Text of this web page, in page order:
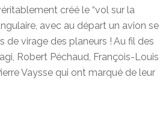
créé le “vol sur la
avec au départ un avion se
virage des planeurs ! Au fil des
Robert Péchaud, François-Louis
Vaysse qui ont marqué de leur